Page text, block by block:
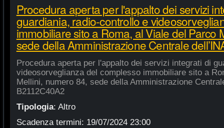
Procedura aperta per l'appalto dei servizi
guardiania, radio-controllo e
immobiliare sito a Roma, al Viale del Parco
sede della Amministrazione Centrale
Procedura aperta per l'appalto dei servizi integrati di
videosorveglianza del complesso immobiliare sito a
Mellini, numero 84, sede della Amministrazione
B2112C40A2
Tipologia: Altro
Scadenza termini: 19/07/2024 23:00